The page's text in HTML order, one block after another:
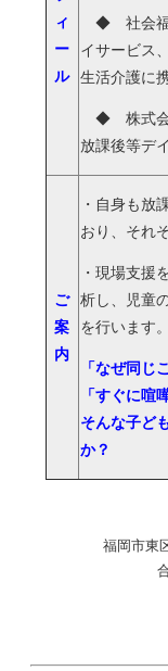
ィ
ー
ル
◆ 社会福
イサービス
生活介護に
◆ 株式会
放課後等デ
ご
案
内
・自身も放
おり、それ
・現場支援
析し、児童
を行います。
「なぜ同じ
「すぐに喧
そんな子ど
か？
福岡市東